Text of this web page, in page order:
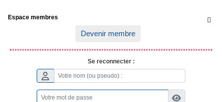

Espace membres
Devenir membre
Se reconnecter :